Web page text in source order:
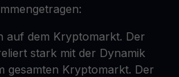
auf dem Kryptomarkt. Der
stark mit der Dynamik
gesamten Kryptomarkt. Der